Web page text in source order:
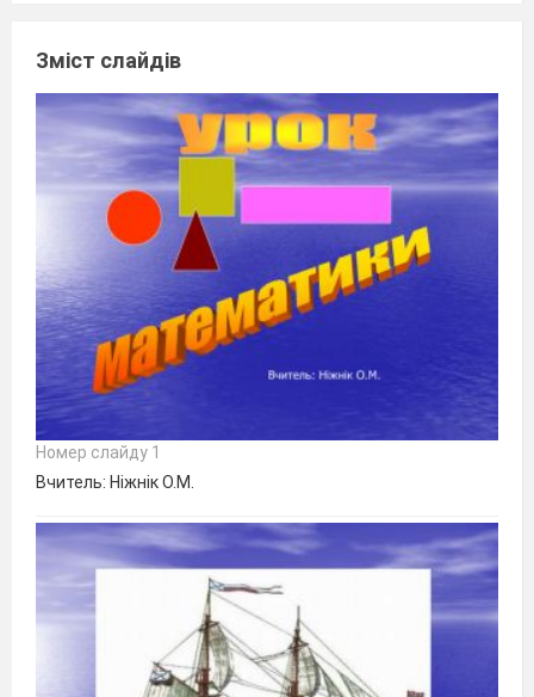
Зміст слайдів
Номер слайду 1
Вчитель: Ніжнік О.М.